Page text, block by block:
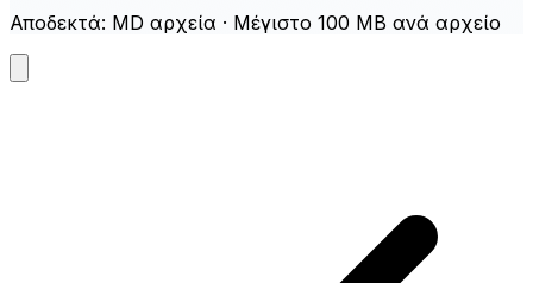
Αποδεκτά: MD αρχεία · Μέγιστο 100 MB ανά αρχείο